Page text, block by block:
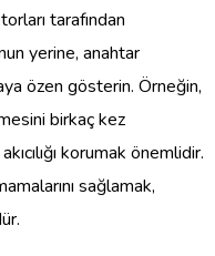
tarafından
yerine, anahtar
özen gösterin. Örneğin,
birkaç kez
korumak önemlidir.
sağlamak,